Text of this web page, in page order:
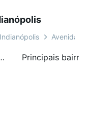
Indianópolis Avenida
São Paulo, SP